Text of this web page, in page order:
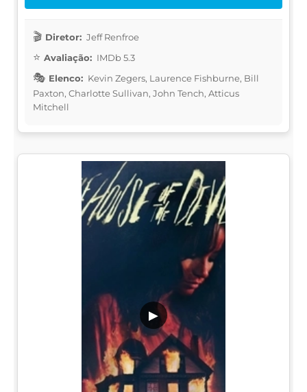
Diretor: Jeff Renfroe
Avaliação: IMDb 5.3
Elenco: Kevin Zegers, Laurence Fishburne, Bill
Paxton, Charlotte Sullivan, John Tench, Atticus
Mitchell
▶